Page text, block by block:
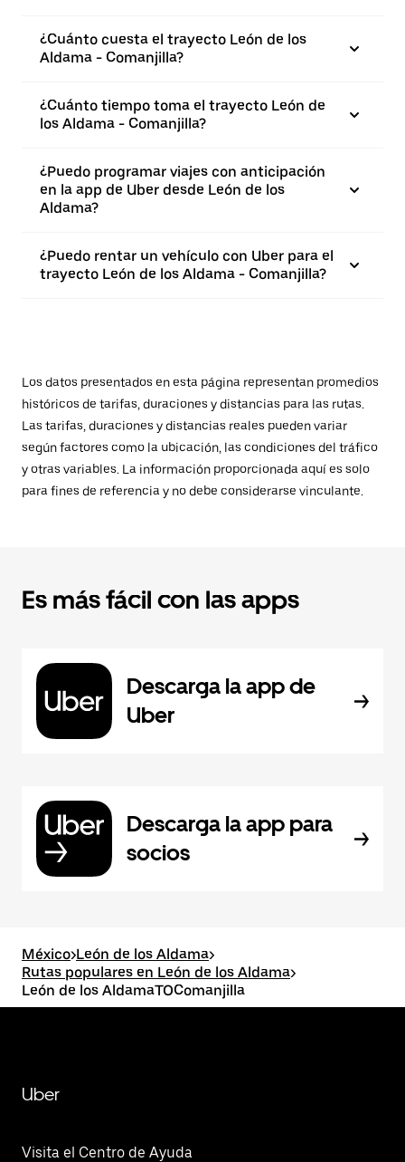
¿Cuánto cuesta el trayecto León de los
Aldama - Comanjilla?
¿Cuánto tiempo toma el trayecto León de
los Aldama - Comanjilla?
¿Puedo programar viajes con anticipación
en la app de Uber desde León de los
Aldama?
¿Puedo rentar un vehículo con Uber para el
trayecto León de los Aldama - Comanjilla?
Los datos presentados en esta página representan promedios
históricos de tarifas, duraciones y distancias para las rutas.
Las tarifas, duraciones y distancias reales pueden variar
según factores como la ubicación, las condiciones del tráfico
y otras variables. La información proporcionada aquí es solo
para fines de referencia y no debe considerarse vinculante.
Es más fácil con las apps
Descarga la app de
Uber
Descarga la app para
socios
México>León de los Aldama>
Rutas populares en León de los Aldama>
León de los AldamaTOComanjilla
Uber
Visita el Centro de Ayuda